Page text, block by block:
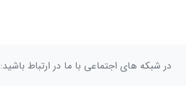
در شبکه های اجتماعی با ما در ارتباط باشید: